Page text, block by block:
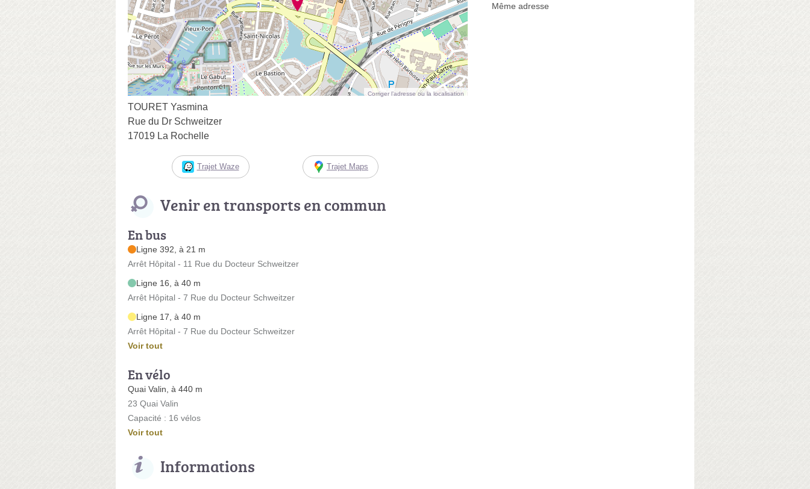
Corriger l’adresse ou la localisation
TOURET Yasmina
Rue du Dr Schweitzer
17019 La Rochelle
Trajet Waze Trajet Maps
Venir en transports en commun
En bus
Ligne 392, à 21 m
Arrêt Hôpital - 11 Rue du Docteur Schweitzer
Ligne 16, à 40 m
Arrêt Hôpital - 7 Rue du Docteur Schweitzer
Ligne 17, à 40 m
Arrêt Hôpital - 7 Rue du Docteur Schweitzer
Voir tout
En vélo
Quai Valin, à 440 m
23 Quai Valin
Capacité : 16 vélos
Voir tout
Informations
Même adresse